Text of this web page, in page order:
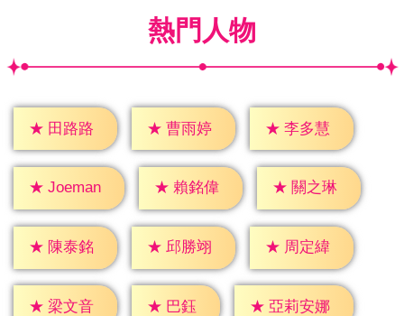
熱門人物
★ 田路路 ★ 曹雨婷 ★ 李多慧
★ Joeman ★ 賴銘偉 ★ 關之琳
★ 陳泰銘 ★ 邱勝翊 ★ 周定緯
★ 梁文音 ★ 巴鈺 ★ 亞莉安娜